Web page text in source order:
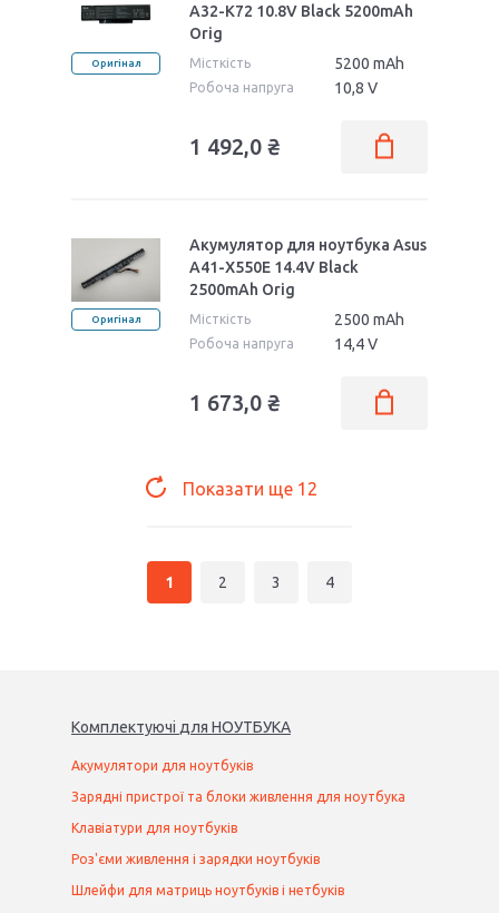
Оригінал
A32-K72 10.8V Black 5200mAh
Orig
Місткість 5200 mAh
Робоча напруга 10,8 V
1 492,0 ₴
Оригінал
Акумулятор для ноутбука Asus
A41-X550E 14.4V Black
2500mAh Orig
Місткість 2500 mAh
Робоча напруга 14,4 V
1 673,0 ₴
Показати ще 12
1 2 3 4
Комплектуючі для НОУТБУКА
Акумулятори для ноутбуків
Зарядні пристрої та блоки живлення для ноутбука
Клавіатури для ноутбуків
Роз'єми живлення і зарядки ноутбуків
Шлейфи для матриць ноутбуків і нетбуків